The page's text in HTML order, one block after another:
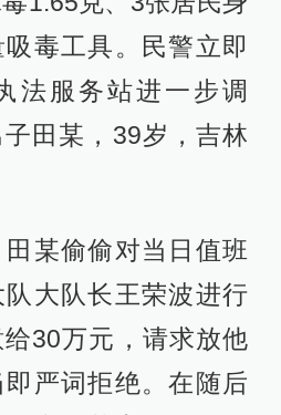
毒工具。民警立即
法服务站进一步调
田某，39岁，吉林
某偷偷对当日值班
大队长王荣波进行
30万元，请求放他
严词拒绝。在随后